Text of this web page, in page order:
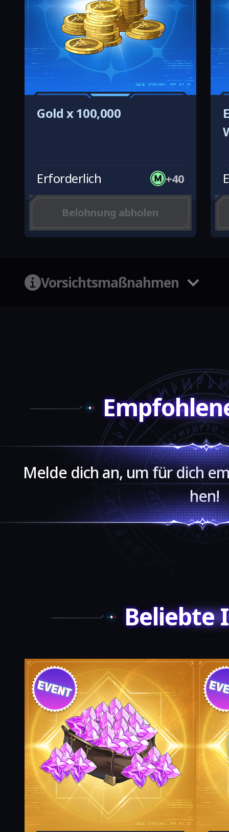
Gold x 100,000
Erforderlich +40
Belohnung abholen
Vorsichtsmaßnahmen
Melde dich an, um für dich
hen!
Beliebte